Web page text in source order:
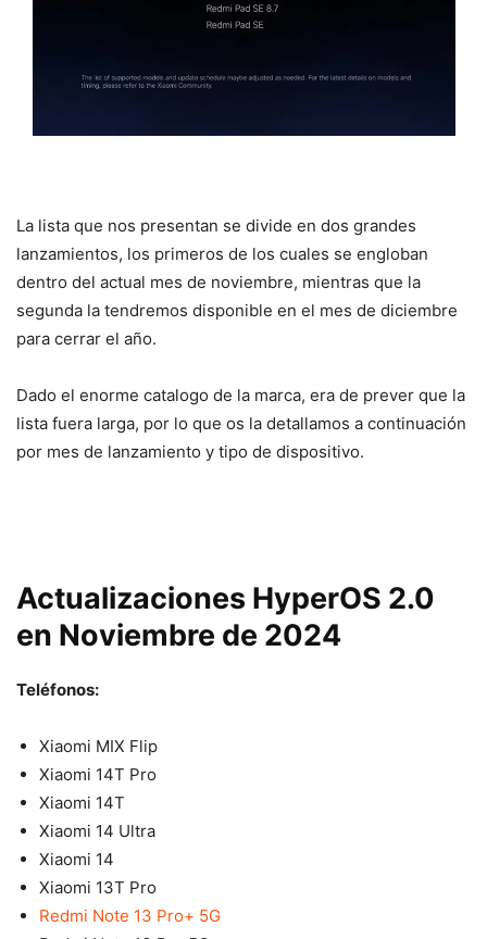
La lista que nos presentan se divide en dos grandes
lanzamientos, los primeros de los cuales se engloban
dentro del actual mes de noviembre, mientras que la
segunda la tendremos disponible en el mes de diciembre
para cerrar el año.
Dado el enorme catalogo de la marca, era de prever que la
lista fuera larga, por lo que os la detallamos a continuación
por mes de lanzamiento y tipo de dispositivo.
Actualizaciones HyperOS 2.0
en Noviembre de 2024
Teléfonos:
Xiaomi MIX Flip
Xiaomi 14T Pro
Xiaomi 14T
Xiaomi 14 Ultra
Xiaomi 14
Xiaomi 13T Pro
Redmi Note 13 Pro+ 5G